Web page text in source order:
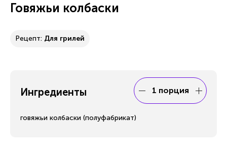
Говяжьи колбаски
Рецепт: Для грилей
Ингредиенты 1 порция
говяжьи колбаски (полуфабрикат)